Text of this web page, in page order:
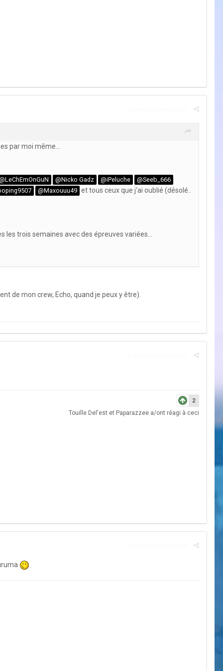
par moi même...
@Nicko Gadz @iPeluche
@Seeb_666
@Maxouuu49 et tous ceux que j'ai oublié (désolé..
trois semaines avec des épreuves variées...
de mon crew, Echo, quand je peux y être).
2
Touille Del'est et Paparazzee a/ont réagi à ceci